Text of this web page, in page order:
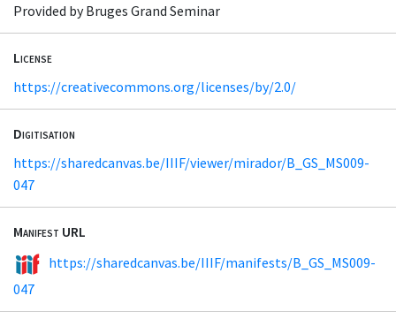
Provided by Bruges Grand Seminar
License
https://creativecommons.org/licenses/by/2.0/
Digitisation
https://sharedcanvas.be/IIIF/viewer/mirador/B_GS_MS009-
047
Manifest URL
https://sharedcanvas.be/IIIF/manifests/B_GS_MS009-
047